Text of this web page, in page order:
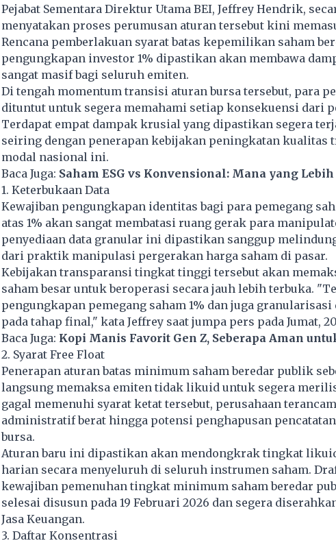
Pejabat Sementara Direktur Utama BEI, Jeffrey Hendrik,
menyatakan proses perumusan aturan tersebut kini
Rencana pemberlakuan syarat batas kepemilikan saham
pengungkapan investor 1% dipastikan akan membawa
sangat masif bagi seluruh emiten.
Di tengah momentum transisi aturan bursa tersebut, para
dituntut untuk segera memahami setiap konsekuensi dari
Terdapat empat dampak krusial yang dipastikan segera
seiring dengan penerapan kebijakan peningkatan kualitas
modal nasional ini.
Baca Juga: Saham ESG vs Konvensional: Mana yang
1. Keterbukaan Data
Kewajiban pengungkapan identitas bagi para pemegang
atas 1% akan sangat membatasi ruang gerak para
penyediaan data granular ini dipastikan sanggup
dari praktik manipulasi pergerakan harga saham di pasar.
Kebijakan transparansi tingkat tinggi tersebut akan
saham besar untuk beroperasi secara jauh lebih terbuka.
pengungkapan pemegang saham 1% dan juga granularisasi
pada tahap final," kata Jeffrey saat jumpa pers pada Jumat,
Baca Juga: Kopi Manis Favorit Gen Z, Seberapa Aman
2. Syarat Free Float
Penerapan aturan batas minimum saham beredar publik
langsung memaksa emiten tidak likuid untuk segera
gagal memenuhi syarat ketat tersebut, perusahaan
administratif berat hingga potensi penghapusan
bursa.
Aturan baru ini dipastikan akan mendongkrak tingkat
harian secara menyeluruh di seluruh instrumen saham.
kewajiban pemenuhan tingkat minimum saham beredar
selesai disusun pada 19 Februari 2026 dan segera
Jasa Keuangan.
3. Daftar Konsentrasi